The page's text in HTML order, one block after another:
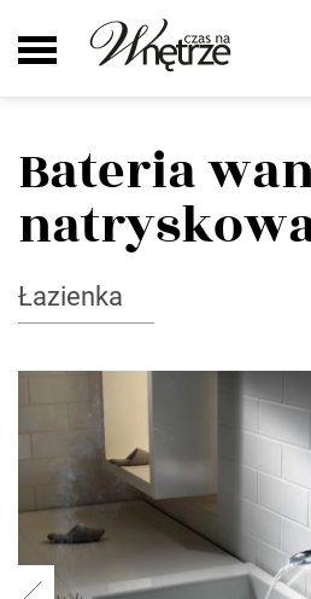
Bateria
Łazienka